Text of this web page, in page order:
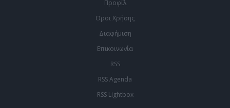
Προφίλ
Οροι Χρήσης
Διαφήμιση
Επικοινωνία
RSS
RSS Agenda
RSS Lightbox